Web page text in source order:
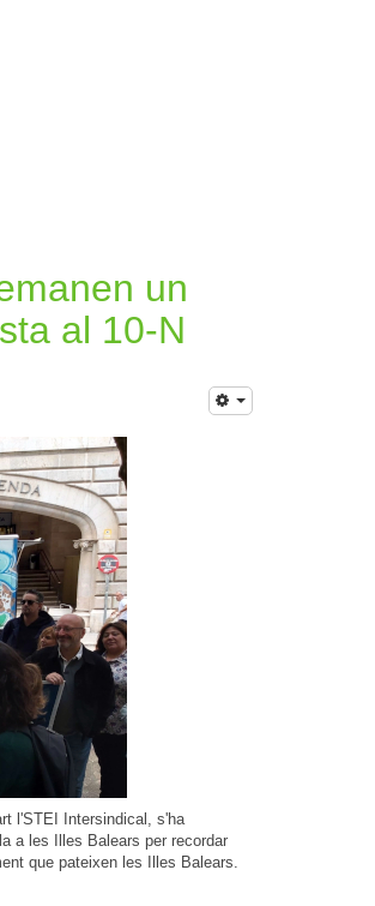
un
al 10-N
l'STEI Intersindical, s'ha
a les Illes Balears per recordar
que pateixen les Illes Balears.